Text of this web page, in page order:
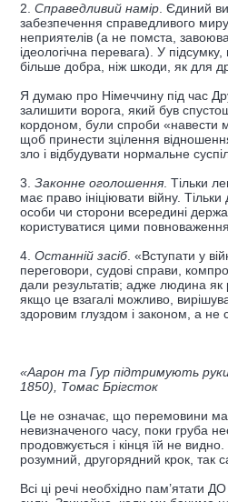
2. Справедливий намір . Єдиний
забезпечення справедливого миру
неприятелів (а не помста,
ідеологічна перевага). У
більше добра, ніж шкоди, як для
Я думаю про Німеччину під час
залишити ворога, який був
кордоном, були спроби «навести
щоб принести зцілення
зло і відбудувати нормальне
3. Законне оголошення . Тільки
має право ініціювати війну.
особи чи сторони всередині
користуватися цими
4. Останній засіб. «Вступати у
переговори, судові справи,
дали результатів; адже людина як
якщо це взагалі можливо,
здоровим глуздом і законом, а не
«Аарон та Гур підтримують
1850), Томас Брігсток
Це не означає, що перемовини
невизначеного часу, поки груба
продовжується і кінця їй не
розумний, другорядний крок, так
Всі ці речі необхідно пам’ятати